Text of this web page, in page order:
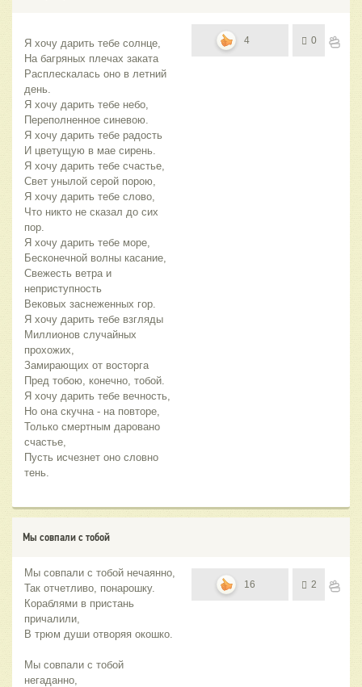
Я хочу дарить тебе солнце,
На багряных плечах заката
Расплескалась оно в летний
день.
Я хочу дарить тебе небо,
Переполненное синевою.
Я хочу дарить тебе радость
И цветущую в мае сирень.
Я хочу дарить тебе счастье,
Свет унылой серой порою,
Я хочу дарить тебе слово,
Что никто не сказал до сих
пор.
Я хочу дарить тебе море,
Бесконечной волны касание,
Свежесть ветра и
неприступность
Вековых заснеженных гор.
Я хочу дарить тебе взгляды
Миллионов случайных
прохожих,
Замирающих от восторга
Пред тобою, конечно, тобой.
Я хочу дарить тебе вечность,
Но она скучна - на повторе,
Только смертным даровано
счастье,
Пусть исчезнет оно словно
тень.
4 0
Мы совпали с тобой
Мы совпали с тобой нечаянно,
Так отчетливо, понарошку.
Кораблями в пристань
причалили,
В трюм души отворяя окошко.
Мы совпали с тобой
негаданно,
16 2